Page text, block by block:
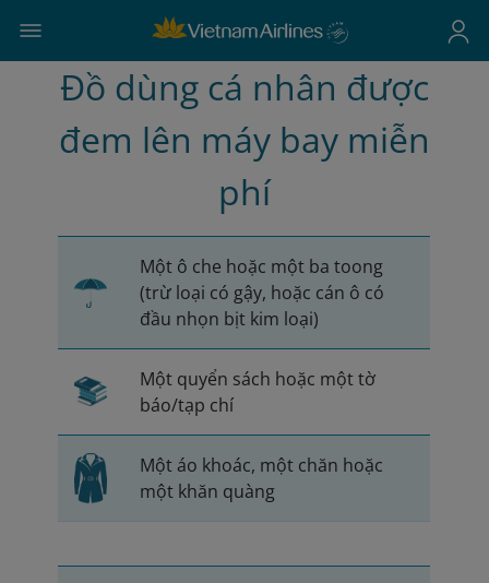
Đồ dùng cá nhân được
đem lên máy bay miễn
phí
Một ô che hoặc một ba toong
(trừ loại có gậy, hoặc cán ô có
đầu nhọn bịt kim loại)
Một quyển sách hoặc một tờ
báo/tạp chí
Một áo khoác, một chăn hoặc
một khăn quàng